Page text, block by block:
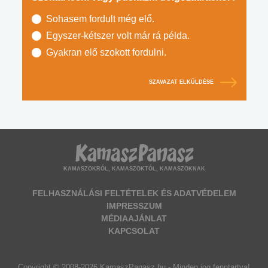
Sohasem fordult még elő.
Egyszer-kétszer volt már rá példa.
Gyakran elő szokott fordulni.
SZAVAZAT ELKÜLDÉSE
KAMASZOKRÓL, KAMASZOKTÓL, KAMASZOKNAK
FELHASZNÁLÁSI FELTÉTELEK ÉS ADATVÉDELEM
IMPRESSZUM
MÉDIAAJÁNLAT
KAPCSOLAT